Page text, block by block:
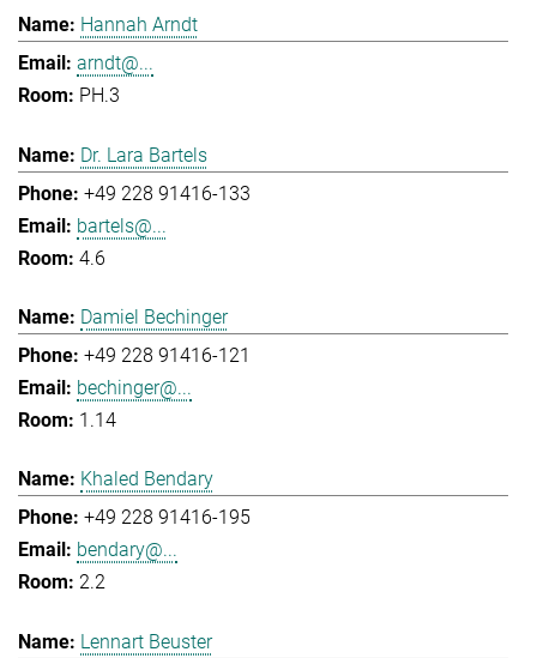
Hannah Arndt
arndt@...
PH.3
Dr. Lara Bartels
+49 228 91416-133
bartels@...
4.6
Damiel Bechinger
+49 228 91416-121
bechinger@...
1.14
Khaled Bendary
+49 228 91416-195
bendary@...
2.2
Lennart Beuster